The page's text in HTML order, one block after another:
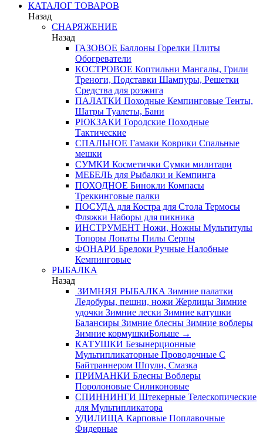
КАТАЛОГ ТОВАРОВ
Назад
СНАРЯЖЕНИЕ
Назад
ГАЗОВОЕ Баллоны Горелки Плиты
Обогреватели
КОСТРОВОЕ Коптильни Мангалы, Грили
Треноги, Подставки Шампуры, Решетки
Средства для розжига
ПАЛАТКИ Походные Кемпинговые Тенты,
Шатры Туалеты, Бани
РЮКЗАКИ Городские Походные
Тактические
СПАЛЬНОЕ Гамаки Коврики Спальные
мешки
СУМКИ Косметички Сумки милитари
МЕБЕЛЬ для Рыбалки и Кемпинга
ПОХОДНОЕ Бинокли Компасы
Треккинговые палки
ПОСУДА для Костра для Стола Термосы
Фляжки Наборы для пикника
ИНСТРУМЕНТ Ножи, Ножны Мультитулы
Топоры Лопаты Пилы Серпы
ФОНАРИ Брелоки Ручные Налобные
Кемпинговые
РЫБАЛКА
Назад
ЗИМНЯЯ РЫБАЛКА Зимние палатки
Ледобуры, пешни, ножи Жерлицы Зимние
удочки Зимние лески Зимние катушки
Балансиры Зимние блесны Зимние воблеры
Зимние кормушкиБольше →
КАТУШКИ Безынерционные
Мультипликаторные Проводочные С
Байтраннером Шпули, Смазка
ПРИМАНКИ Блесны Воблеры
Поролоновые Силиконовые
СПИННИНГИ Штекерные Телескопические
для Мультипликатора
УДИЛИЩА Карповые Поплавочные
Фидерные